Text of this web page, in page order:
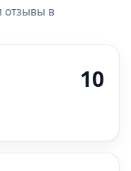
отзывы в
10